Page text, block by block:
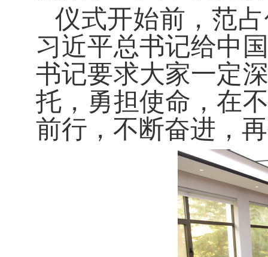
仪式开始前，范
习近平总书记给中
书记要求大家一定
托，勇担使命，在
前行，不断奋进，